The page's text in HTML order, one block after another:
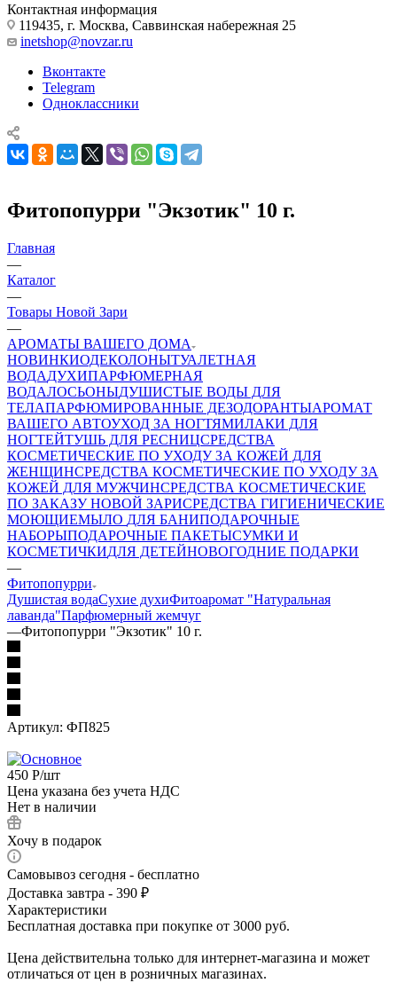
Контактная информация
119435, г. Москва, Саввинская набережная 25
inetshop@novzar.ru
Вконтакте
Telegram
Одноклассники
Фитопопурри "Экзотик" 10 г.
Главная
—
Каталог
—
Товары Новой Зари
—
АРОМАТЫ ВАШЕГО ДОМА
НОВИНКИОДЕКОЛОНЫТУАЛЕТНАЯ
ВОДАДУХИПАРФЮМЕРНАЯ
ВОДАЛОСЬОНЫДУШИСТЫЕ ВОДЫ ДЛЯ
ТЕЛАПАРФЮМИРОВАННЫЕ ДЕЗОДОРАНТЫАРОМАТ
ВАШЕГО АВТОУХОД ЗА НОГТЯМИЛАКИ ДЛЯ
НОГТЕЙТУШЬ ДЛЯ РЕСНИЦСРЕДСТВА
КОСМЕТИЧЕСКИЕ ПО УХОДУ ЗА КОЖЕЙ ДЛЯ
ЖЕНЩИНСРЕДСТВА КОСМЕТИЧЕСКИЕ ПО УХОДУ ЗА
КОЖЕЙ ДЛЯ МУЖЧИНСРЕДСТВА КОСМЕТИЧЕСКИЕ
ПО ЗАКАЗУ НОВОЙ ЗАРИСРЕДСТВА ГИГИЕНИЧЕСКИЕ
МОЮЩИЕМЫЛО ДЛЯ БАНИПОДАРОЧНЫЕ
НАБОРЫПОДАРОЧНЫЕ ПАКЕТЫСУМКИ И
КОСМЕТИЧКИДЛЯ ДЕТЕЙНОВОГОДНИЕ ПОДАРКИ
—
Фитопопурри
Душистая водаСухие духиФитоаромат "Натуральная
лаванда"Парфюмерный жемчуг
—Фитопопурри "Экзотик" 10 г.
Артикул: ФП825
450 Р/шт
Цена указана без учета НДС
Нет в наличии
Хочу в подарок
Самовывоз сегодня - бесплатно
Доставка завтра - 390 ₽
Характеристики
Бесплатная доставка при покупке от 3000 руб.
Цена действительна только для интернет-магазина и может
отличаться от цен в розничных магазинах.